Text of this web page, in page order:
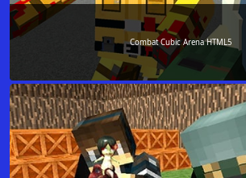
Combat Cubic Arena HTML5